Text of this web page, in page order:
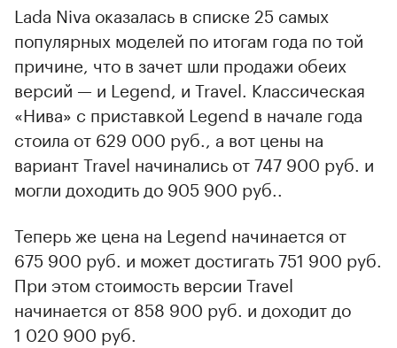
Lada Niva оказалась в списке 25 самых
популярных моделей по итогам года по той
причине, что в зачет шли продажи обеих
версий — и Legend, и Travel. Классическая
«Нива» с приставкой Legend в начале года
стоила от 629 000 руб., а вот цены на
вариант Travel начинались от 747 900 руб. и
могли доходить до 905 900 руб..
Теперь же цена на Legend начинается от
675 900 руб. и может достигать 751 900 руб.
При этом стоимость версии Travel
начинается от 858 900 руб. и доходит до
1 020 900 руб.